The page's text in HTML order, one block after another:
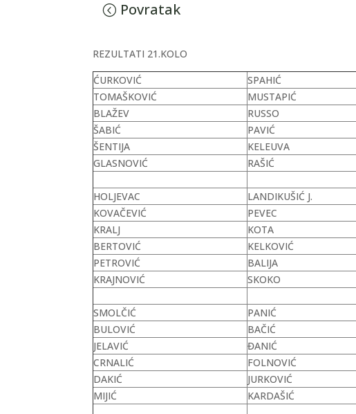
Povratak
REZULTATI 21.KOLO
ĆURKOVIĆ
SPAHIĆ
TOMAŠKOVIĆ
MUSTAPIĆ
BLAŽEV
RUSSO
ŠABIĆ
PAVIĆ
ŠENTIJA
KELEUVA
GLASNOVIĆ
RAŠIĆ
HOLJEVAC LANDIKUŠIĆ J.
KOVAČEVIĆ
PEVEC
KRALJ
KOTA
BERTOVIĆ
KELKOVIĆ
PETROVIĆ
BALIJA
KRAJNOVIĆ
SKOKO
SMOLČIĆ PANIĆ
BULOVIĆ
BAČIĆ
JELAVIĆ
ĐANIĆ
CRNALIĆ
FOLNOVIĆ
DAKIĆ
JURKOVIĆ
MIJIĆ
KARDAŠIĆ